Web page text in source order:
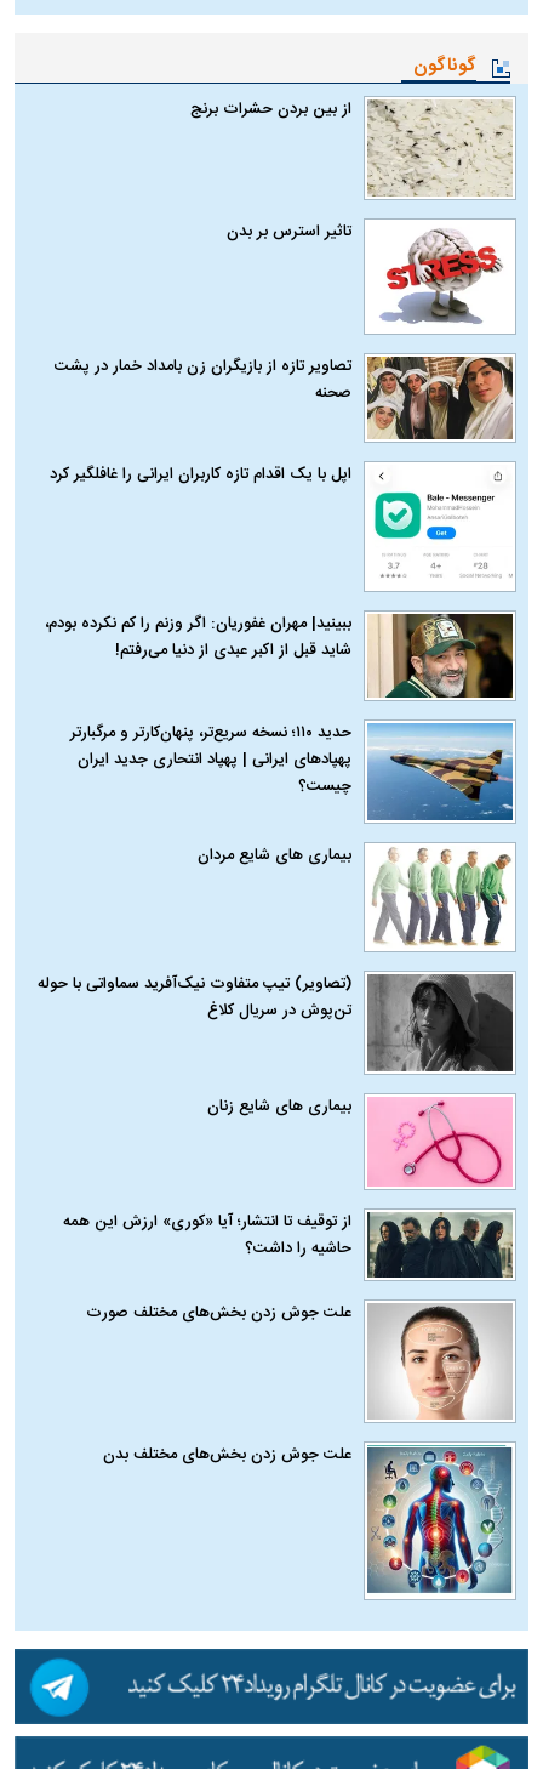
گوناگون
از بین بردن حشرات برنج
تاثیر استرس بر بدن
تصاویر تازه از بازیگران زن بامداد خمار در پشت
صحنه
اپل با یک اقدام تازه کاربران ایرانی را غافلگیر کرد
ببینید| مهران غفوریان: اگر وزنم را کم نکرده بودم،
شاید قبل از اکبر عبدی از دنیا می‌رفتم!
حدید ۱۱۰؛ نسخه سریع‌تر، پنهان‌کارتر و مرگبارتر
پهپادهای ایرانی | پهپاد انتحاری جدید ایران
چیست؟
بیماری‌ های شایع مردان
(تصاویر) تیپ متفاوت نیک‌آفرید سماواتی با حوله
تن‌پوش در سریال کلاغ
بیماری‌ های شایع زنان
از توقیف تا انتشار؛ آیا «کوری» ارزش این همه
حاشیه را داشت؟
علت جوش زدن بخش‌های مختلف صورت
علت جوش زدن بخش‌های مختلف بدن